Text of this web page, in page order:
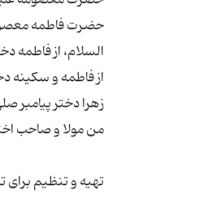
حضرت فاطمه
السلام، از فاطمه
از فاطمه و سکینه
زهرا دختر پیامبر
تهیه و تنظیم